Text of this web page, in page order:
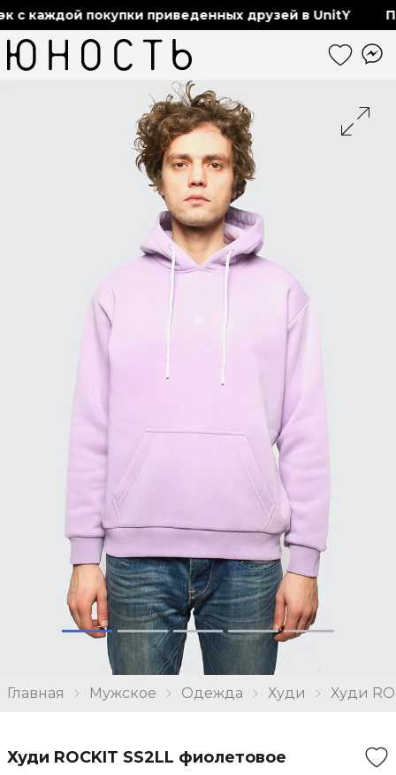
каждой покупки приведенных друзей в UnitY
Главная Мужское Одежда Худи Худи
Худи ROCKIT SS2LL фиолетовое